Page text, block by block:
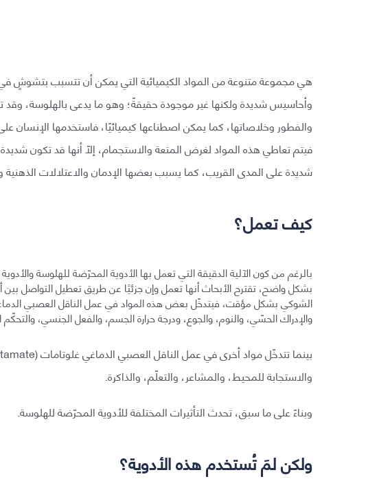
هي مجموعة متنوعة من المواد الكيميائية التي يمكن أن تتسبب بتشوشٍ
وأحاسيس شديدة ولكنها غير موجودة حقيقةً؛ وهو ما يدعى بالهلوسة، وقد
والفطور وخلاصاتها، كما يمكن اصطناعها كيميائيًا، فاستخدمها الإنسان على
فيتم تعاطي هذه المواد لغرض المتعة والاستجمام، إلّا أنها قد تكون
شديدة على المدى القريب، كما يسبب بعضها الإدمان والاعتلالات الذهنية
كيف تعمل؟
بشكل واضح، تقترح الأبحاث أنها تعمل وإن جزئيًا عن طريق تعطيل التواصل بين
والإدراك الحسّي، والنوم، والجوع، ودرجة حرارة الجسم، والفعل الجنسي،
والاستجابة للمحيط، والمشاعر، والتعلّم، والذاكرة.
وبناءً على ما سبق، تحدث التأثيرات المختلفة للأدوية المحرّضة للهلوسة.
ولكن لمَ تُستخدم هذه الأدوية؟